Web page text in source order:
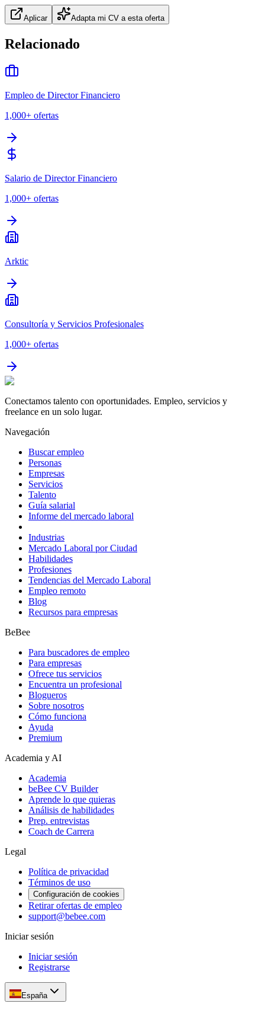
Aplicar Adapta mi CV a esta oferta
Relacionado
Empleo de Director Financiero
1,000+ ofertas
Salario de Director Financiero
1,000+ ofertas
Arktic
Consultoría y Servicios Profesionales
1,000+ ofertas
Conectamos talento con oportunidades. Empleo, servicios y
freelance en un solo lugar.
Navegación
Buscar empleo
Personas
Empresas
Servicios
Talento
Guía salarial
Informe del mercado laboral
Industrias
Mercado Laboral por Ciudad
Habilidades
Profesiones
Tendencias del Mercado Laboral
Empleo remoto
Blog
Recursos para empresas
BeBee
Para buscadores de empleo
Para empresas
Ofrece tus servicios
Encuentra un profesional
Blogueros
Sobre nosotros
Cómo funciona
Ayuda
Premium
Academia y AI
Academia
beBee CV Builder
Aprende lo que quieras
Análisis de habilidades
Prep. entrevistas
Coach de Carrera
Legal
Política de privacidad
Términos de uso
Configuración de cookies
Retirar ofertas de empleo
support@bebee.com
Iniciar sesión
Iniciar sesión
Registrarse
España